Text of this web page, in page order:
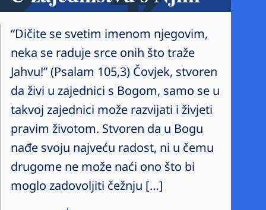
“Dičite se svetim imenom njegovim,
neka se raduje srce onih što traže
Jahvu!” (Psalam 105,3) Čovjek, stvoren
da živi u zajednici s Bogom, samo se u
takvoj zajednici može razvijati i živjeti
pravim životom. Stvoren da u Bogu
nađe svoju najveću radost, ni u čemu
drugome ne može naći ono što bi
moglo zadovoljiti čežnju […]